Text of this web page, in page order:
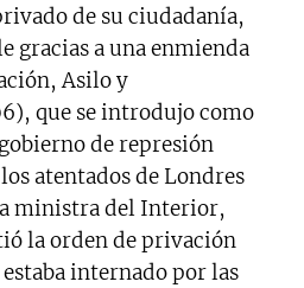
de su ciudadanía,
gracias a una enmienda
Asilo y
que se introdujo como
de represión
atentados de Londres
ministra del Interior,
la orden de privación
internado por las